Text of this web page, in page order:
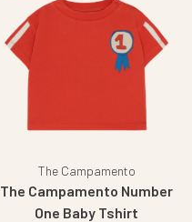
The Campamento
The Campamento Number
One Baby Tshirt